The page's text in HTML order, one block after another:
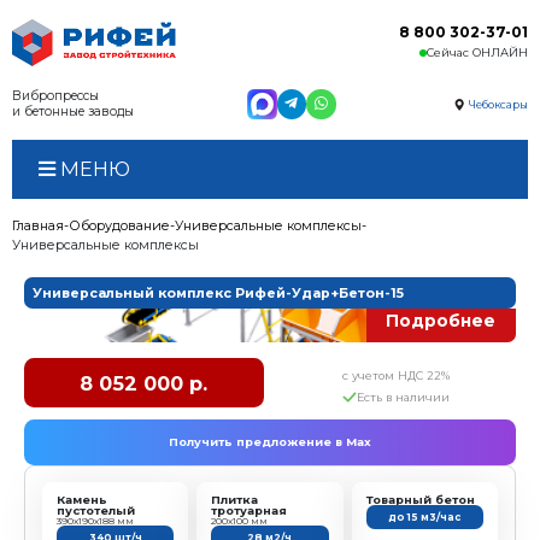
Вибропрессы
и бетонные заводы
МЕНЮ
Оборудование Универсальные комплексы
Универсальные комплексы
Универсальный комплекс Рифей-